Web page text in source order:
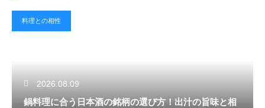
料理との相性
2026.08.09
鍋料理に合う日本酒の銘柄の選び方！出汁の旨味と相